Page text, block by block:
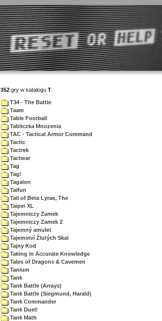
352 gry w katalogu T:
T34 - The Battle
Taam
Table Football
Tabliczka Mnozenia
TAC - Tactical Armor Command
Tactic
Tactrek
Tactwar
Tag
Tag!
Tagalon
Taifun
Tail of Beta Lyrae, The
Taipei XL
Tajemniczy Zamek
Tajemniczy Zamek 2
Tajemný amulet
Tajemství Žlutých Skal
Tajny Kod
Taking in Accurate Knowledge
Tales of Dragons & Cavemen
Tanium
Tank
Tank Battle (Arrays)
Tank Battle (Siegmund, Harald)
Tank Commander
Tank Duel!
Tank Math